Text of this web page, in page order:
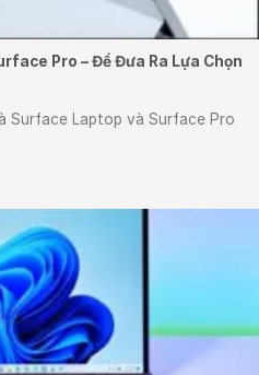
Pro – Để Đưa Ra Lựa Chọn
Surface Laptop và Surface Pro